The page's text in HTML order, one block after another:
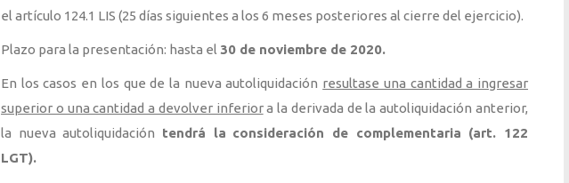
el artículo 124.1 LIS (25 días siguientes a los 6 meses posteriores al cierre del ejercicio).
Plazo para la presentación: hasta el 30 de noviembre de 2020.
En los casos en los que de la nueva autoliquidación resultase una cantidad a ingresar
superior o una cantidad a devolver inferiora la derivada de la autoliquidación anterior,
la nueva autoliquidación tendrá la consideración de complementaria (art. 122
LGT).